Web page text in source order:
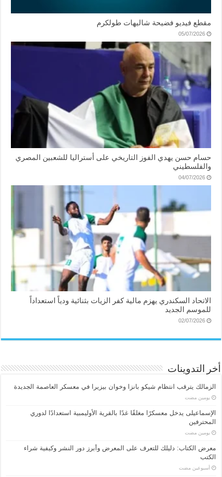
مقطع فيديو فضيحة شاليهات طولكرم
05/07/2026
حسام حسن يهدي الفوز التاريخي على أستراليا للشعبين المصري
والفلسطيني
04/07/2026
الاتحاد السكندري يهزم مالية كفر الزيات بثنائية ودياً استعداداً
للموسم الجديد
02/07/2026
أخر التدوينات
الزمالك يترقب انتظام شيكو بانزا وخوان بيزيرا في معسكر العاصمة الجديدة
‏يومين مضت
الإسماعیلی یدخل معسكرًا مغلقًا غدًا بالقرية الأوليمبية استعدادًا لدوري
المحترفين
‏يومين مضت
معرض الكتاب: دليلك للتعرف على المعرض وأبرز دور النشر وكيفية شراء
الكتب
‏أسبوعين مضت